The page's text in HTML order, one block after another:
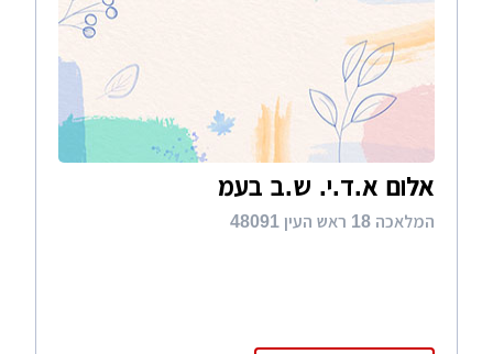
אלום א.ד.י. ש.ב בעמ
המלאכה 18 ראש העין 48091